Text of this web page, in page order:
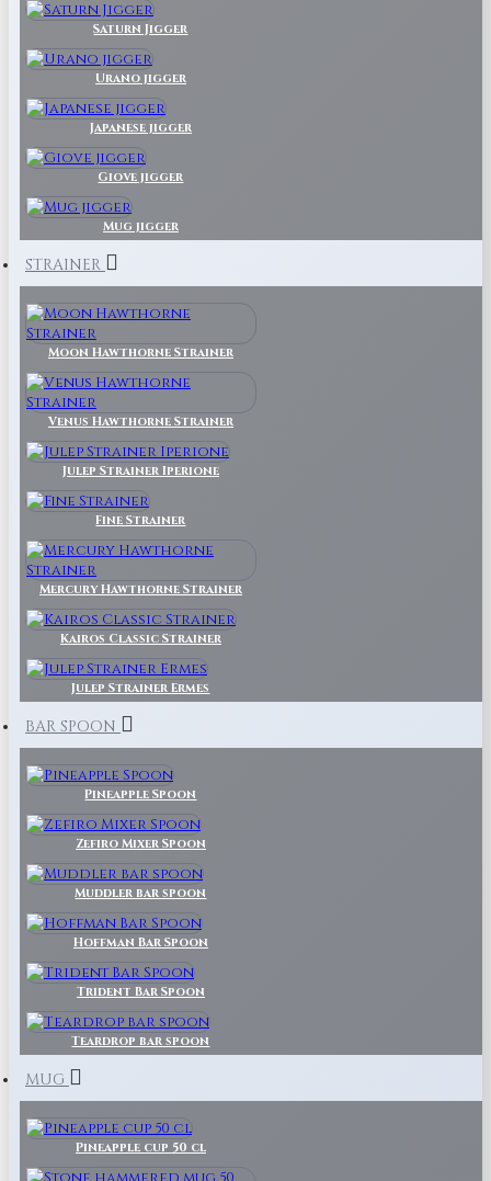
Saturn Jigger
Urano jigger
Japanese jigger
Giove jigger
Mug jigger
STRAINER
Moon Hawthorne Strainer
Venus Hawthorne Strainer
Julep Strainer Iperione
Fine Strainer
Mercury Hawthorne Strainer
Kairos Classic Strainer
Julep Strainer Ermes
BAR SPOON
Pineapple Spoon
Zefiro Mixer Spoon
Muddler bar spoon
Hoffman Bar Spoon
Trident Bar Spoon
Teardrop bar spoon
MUG
Pineapple cup 50 cl